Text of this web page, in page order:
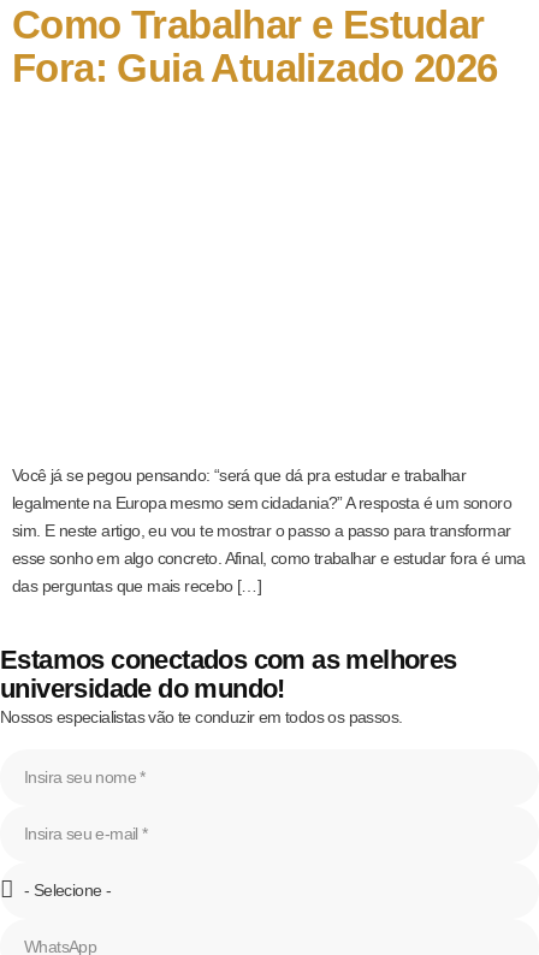
Como Trabalhar e Estudar
Fora: Guia Atualizado 2026
Você já se pegou pensando: “será que dá pra estudar e trabalhar
legalmente na Europa mesmo sem cidadania?” A resposta é um sonoro
sim. E neste artigo, eu vou te mostrar o passo a passo para transformar
esse sonho em algo concreto. Afinal, como trabalhar e estudar fora é uma
das perguntas que mais recebo […]
Estamos conectados com as melhores
universidade do mundo!
Nossos especialistas vão te conduzir em todos os passos.